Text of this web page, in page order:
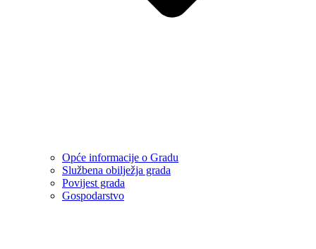
Opće informacije o Gradu
Službena obilježja grada
Povijest grada
Gospodarstvo